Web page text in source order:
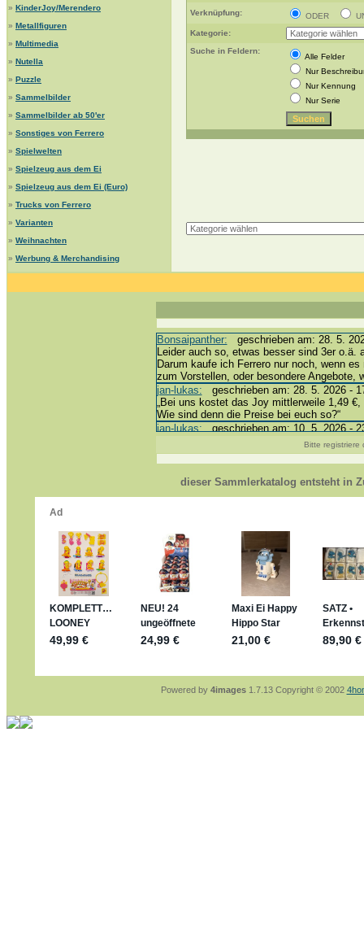
» KinderJoy/Merendero
» Metallfiguren
» Multimedia
» Nutella
» Puzzle
» Sammelbilder
» Sammelbilder ab 50'er
» Sonstiges von Ferrero
» Spielwelten
» Spielzeug aus dem Ei
» Spielzeug aus dem Ei (Euro)
» Trucks von Ferrero
» Varianten
» Weihnachten
» Werbung & Merchandising
Verknüpfung:
ODER
Kategorie:
Suche in Feldern:
Alle Felder
Nur
Nur Kennung
Nur Serie
Bonsaipanther: geschrieben am: 28. 5.
Leider auch so, etwas besser sind 3er o.ä.
Darum kaufe ich Ferrero nur noch, wenn
zum Vorstellen, oder besondere Angebote,
jan-lukas: geschrieben am: 28. 5. 2026 -
„Bei uns kostet das Joy mittlerweile 1,49
Wie sind denn die Preise bei euch so?“
jan-lukas:geschrieben am: 10. 5. 2026 -
Bonsaipanther:geschrieben am: 10. 5.
@ Harald
https://www.ue-ei-portal-
Dein Enkel sollte zur Strafe die nächsten
Für die Figuren VC307, 310, 318 und 326
mein Enkel hat die leider weggeworfen
jan-lukas:
geschrieben am: 29. 4. 2026 -
https://www.ferrero-
sammelspass.de/einladung/
jan-lukas:
geschrieben am: 28. 4. 2026 -
stimmt, jetzt fällt es mir auch ein
*Bussi*
Bonsaipanther:
geschrieben am: 28. 4.
So habe ich das in Erinnerung ... oder?
jan-lukas:geschrieben am: 28. 4. 2026 -
Bitte registriere
dieser Sammlerkatalog entsteht in
Powered by 4images1.7.13 Copyright © 2002